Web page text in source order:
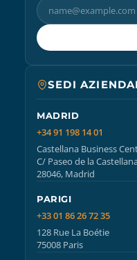
SEDI
MADRID
+34 91 198 14 01
Castellana Business
C/ Paseo de la
28046, Madrid
PARIGI
+33 01 86 26 72 35
128 Rue La Boétie
75008 Paris